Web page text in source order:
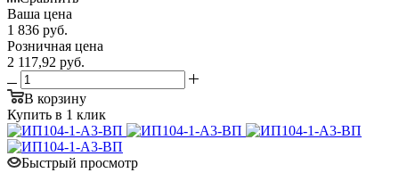
Ваша цена
1 836 руб.
Розничная цена
2 117,92 руб.
В корзину
Купить в 1 клик
Быстрый просмотр